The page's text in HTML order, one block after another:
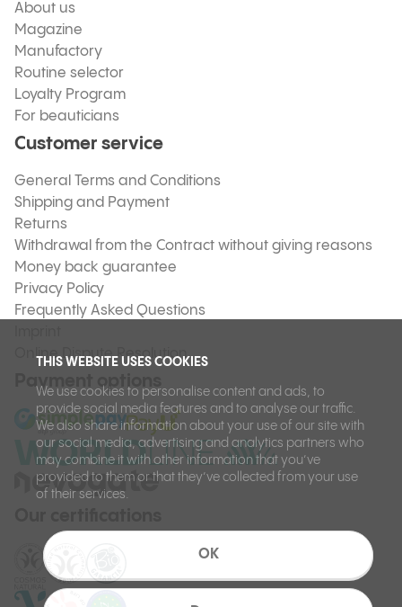
THIS WEBSITE USES COOKIES
We use cookies to personalise content and ads, to
provide social media features and to analyse our traffic.
We also share information about your use of our site with
our social media, advertising and analytics partners who
may combine it with other information that you’ve
provided to them or that they’ve collected from your use
of their services.
OK
About us
Magazine
Manufactory
Routine selector
Loyalty Program
For beauticians
Customer service
General Terms and Conditions
Shipping and Payment
Returns
Withdrawal from the Contract without giving reasons
Money back guarantee
Privacy Policy
Frequently Asked Questions
Online Dispute Resolution
Payment options